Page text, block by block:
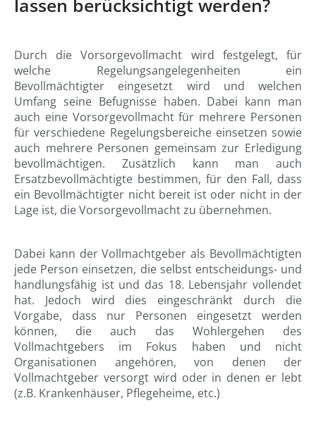
lassen berücksichtigt werden?
Durch die Vorsorgevollmacht wird festgelegt, für
welche Regelungsangelegenheiten ein
Bevollmächtigter eingesetzt wird und welchen
Umfang seine Befugnisse haben. Dabei kann man
auch eine Vorsorgevollmacht für mehrere Personen
für verschiedene Regelungsbereiche einsetzen sowie
auch mehrere Personen gemeinsam zur Erledigung
bevollmächtigen. Zusätzlich kann man auch
Ersatzbevollmächtigte bestimmen, für den Fall, dass
ein Bevollmächtigter nicht bereit ist oder nicht in der
Lage ist, die Vorsorgevollmacht zu übernehmen.
Dabei kann der Vollmachtgeber als Bevollmächtigten
jede Person einsetzen, die selbst entscheidungs- und
handlungsfähig ist und das 18. Lebensjahr vollendet
hat. Jedoch wird dies eingeschränkt durch die
Vorgabe, dass nur Personen eingesetzt werden
können, die auch das Wohlergehen des
Vollmachtgebers im Fokus haben und nicht
Organisationen angehören, von denen der
Vollmachtgeber versorgt wird oder in denen er lebt
(z.B. Krankenhäuser, Pflegeheime, etc.)